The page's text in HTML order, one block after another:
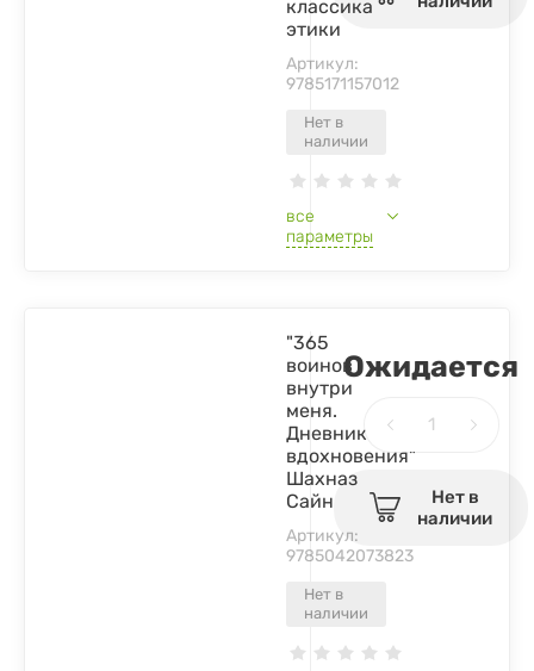
Нет в
наличии
классика
этики
Артикул:
9785171157012
все
параметры
Нет в
наличии
"365
воинов
внутри
меня.
Дневник
вдохновения"
Шахназ
Сайн
Артикул:
9785042073823
Ожидается
Нет в
наличии